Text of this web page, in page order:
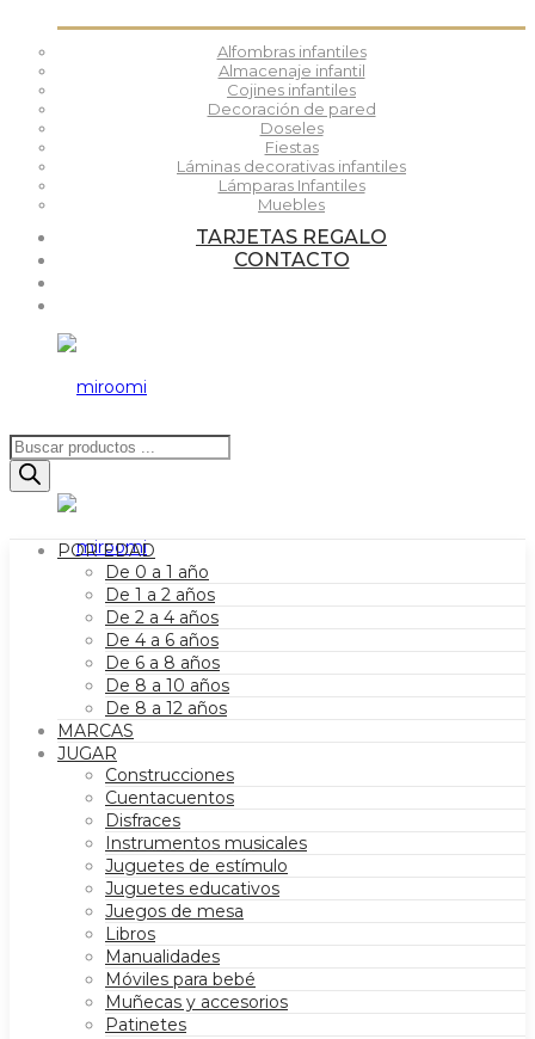
Alfombras infantiles
Almacenaje infantil
Cojines infantiles
Decoración de pared
Doseles
Fiestas
Láminas decorativas infantiles
Lámparas Infantiles
Muebles
TARJETAS REGALO
CONTACTO
Búsqueda
de
productos
POR EDAD
De 0 a 1 año
De 1 a 2 años
De 2 a 4 años
De 4 a 6 años
De 6 a 8 años
De 8 a 10 años
De 8 a 12 años
MARCAS
JUGAR
Construcciones
Cuentacuentos
Disfraces
Instrumentos musicales
Juguetes de estímulo
Juguetes educativos
Juegos de mesa
Libros
Manualidades
Móviles para bebé
Muñecas y accesorios
Patinetes